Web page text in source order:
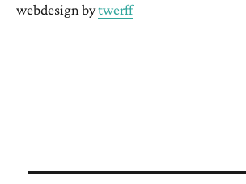
webdesign bytwerff